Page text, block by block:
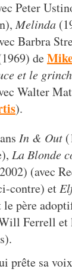
Peter
Melinda
Barbra
de
et le
Walter
).
In & Out
La Blonde
(avec
contre) et
le père
Ferrell et
prête sa